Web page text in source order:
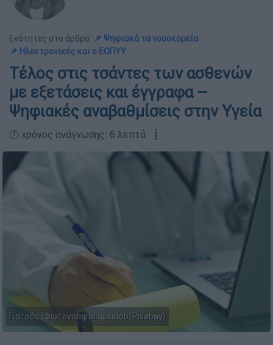
Ενότητες στο άρθρο: 📌 Ψηφιακά τα νοσοκομεία
📌 Ηλεκτρονικός και ο ΕΟΠΥΥ
Τέλος στις τσάντες των ασθενών
με εξετάσεις και έγγραφα –
Ψηφιακές αναβαθμίσεις στην Υγεία
🕛 χρόνος ανάγνωσης: 6 λεπτά ┋
Γιατρός (Φωτογραφία αρχείου/Pixabay)